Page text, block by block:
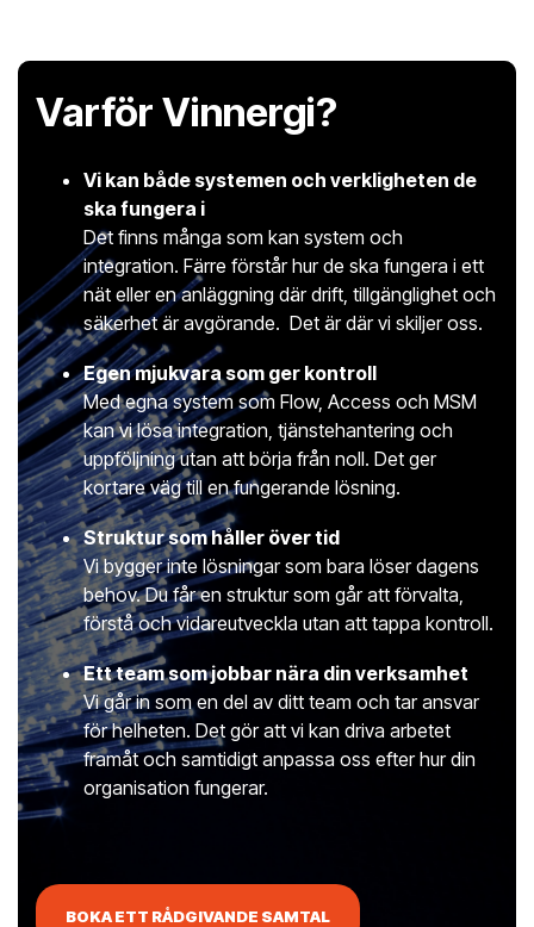
Varför Vinnergi?
Vi kan både systemen och verkligheten de
ska fungera i
Det finns många som kan system och
integration. Färre förstår hur de ska fungera i ett
nät eller en anläggning där drift, tillgänglighet och
säkerhet är avgörande. Det är där vi skiljer oss.
Egen mjukvara som ger kontroll
Med egna system som Flow, Access och MSM
kan vi lösa integration, tjänstehantering och
uppföljning utan att börja från noll. Det ger
kortare väg till en fungerande lösning.
Struktur som håller över tid
Vi bygger inte lösningar som bara löser dagens
behov. Du får en struktur som går att förvalta,
förstå och vidareutveckla utan att tappa kontroll.
Ett team som jobbar nära din verksamhet
Vi går in som en del av ditt team och tar ansvar
för helheten. Det gör att vi kan driva arbetet
framåt och samtidigt anpassa oss efter hur din
organisation fungerar.
BOKA ETT RÅDGIVANDE SAMTAL